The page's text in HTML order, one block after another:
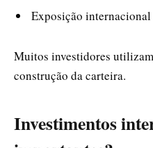
Exposição internacional
Muitos investidores
construção da carteira.
Investimentos